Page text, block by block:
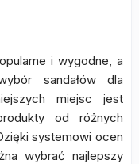
i wygodne, a
sandałów dla
miejsc jest
od różnych
systemowi ocen
wybrać najlepszy